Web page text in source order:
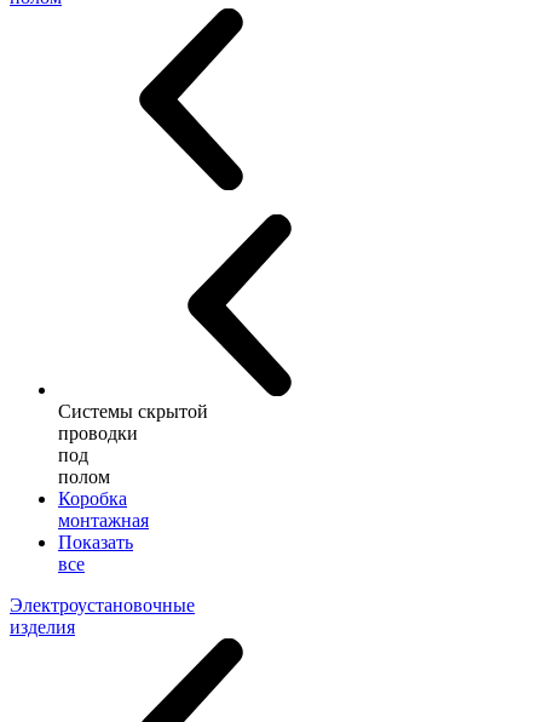
Системы скрытой
проводки
под
полом
Коробка
монтажная
Показать
все
Электроустановочные
изделия